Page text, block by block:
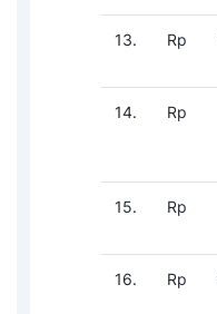
13. Rp
14. Rp
15. Rp
16. Rp